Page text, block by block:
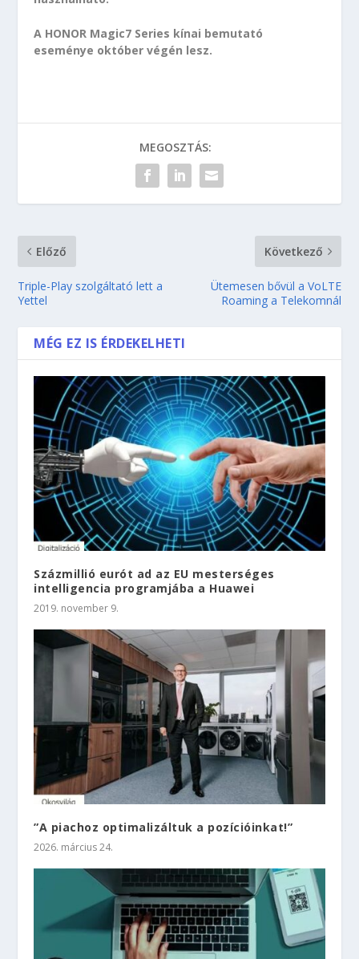
A HONOR Magic7 Series kínai bemutató
eseménye október végén lesz.
MEGOSZTÁS:
Előző
Triple-Play szolgáltató lett a
Yettel
Következő
Ütemesen bővül a VoLTE
Roaming a Telekomnál
MÉG EZ IS ÉRDEKELHETI
Százmillió eurót ad az EU mesterséges
intelligencia programjába a Huawei
2019. november 9.
”A piachoz optimalizáltuk a pozícióinkat!”
2026. március 24.